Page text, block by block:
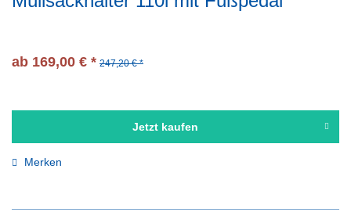
ab 169,00 € * 247,20 € *
Jetzt kaufen
Merken